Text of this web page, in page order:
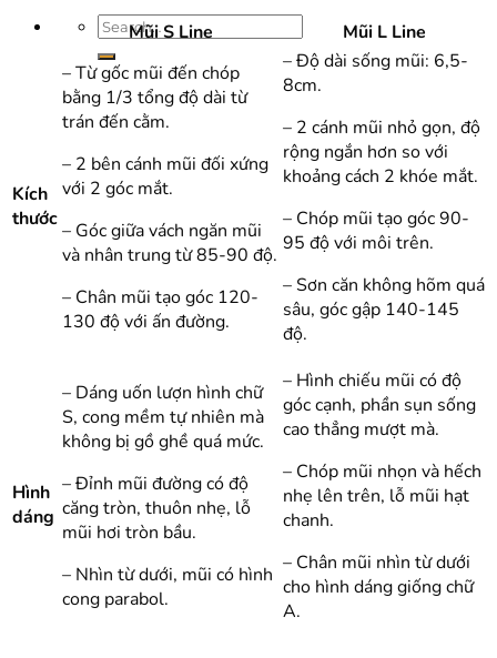
Mũi S Line
Mũi L Line
Kích
thước
– Từ gốc mũi đến chóp
bằng 1/3 tổng độ dài từ
trán đến cằm.
– 2 bên cánh mũi đối xứng
với 2 góc mắt.
– Góc giữa vách ngăn mũi
và nhân trung từ 85-90 độ.
– Chân mũi tạo góc 120-
130 độ với ấn đường.
– Độ dài sống mũi: 6,5-
8cm.
– 2 cánh mũi nhỏ gọn, độ
rộng ngắn hơn so với
khoảng cách 2 khóe mắt.
– Chóp mũi tạo góc 90-
95 độ với môi trên.
– Sơn căn không hõm quá
sâu, góc gập 140-145
độ.
Hình
dáng
– Dáng uốn lượn hình chữ
S, cong mềm tự nhiên mà
không bị gồ ghề quá mức.
– Đỉnh mũi đường có độ
căng tròn, thuôn nhẹ, lỗ
mũi hơi tròn bầu.
– Nhìn từ dưới, mũi có hình
cong parabol.
– Hình chiếu mũi có độ
góc cạnh, phần sụn sống
cao thẳng mượt mà.
– Chóp mũi nhọn và hếch
nhẹ lên trên, lỗ mũi hạt
chanh.
– Chân mũi nhìn từ dưới
cho hình dáng giống chữ
A.